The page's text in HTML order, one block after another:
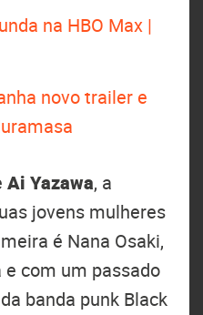
na HBO Max |
novo trailer e
Ai Yazawa, a
jovens mulheres
é Nana Osaki,
com um passado
banda punk Black